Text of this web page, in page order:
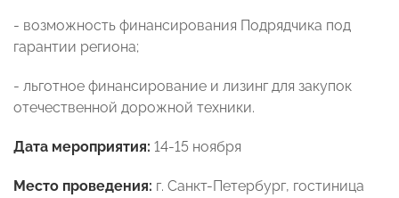
- возможность финансирования Подрядчика под
гарантии региона;
- льготное финансирование и лизинг для закупок
отечественной дорожной техники.
Дата мероприятия: 14-15 ноября
Место проведения: г. Санкт-Петербург, гостиница